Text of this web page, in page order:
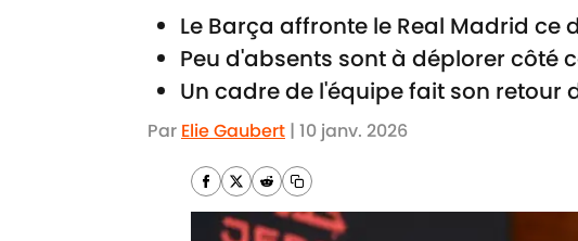
Le Barça affronte le Real Madrid
Peu d'absents sont à déplorer côté
Un cadre de l'équipe fait son retour
Par Elie Gaubert | 10 janv. 2026